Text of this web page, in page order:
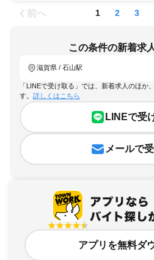
前へ 1 2 3
この条件の新着求
滋賀県 / 石山駅
「LINEで受け取る」では、新着求人のほか
す。 詳しくはこちら
LINEで受
メールで
アプリを無料ダ